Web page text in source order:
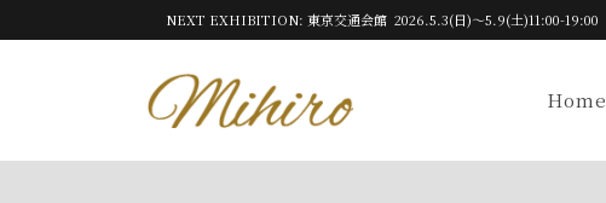
NEXT EXHIBITION: 東京交通会館 2026.5.3(日)～5.9(土)11:00-19:00
Home